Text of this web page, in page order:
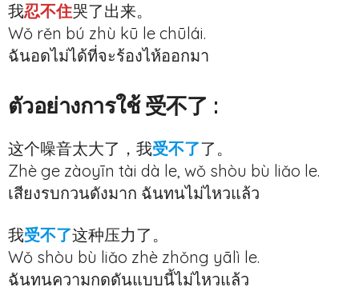
我忍不住哭了出来。
Wǒ rěn bú zhù kū le chūlái.
ฉันอดไม่ได้ที่จะร้องไห้ออกมา
ตัวอย่างการใช้ 受不了 :
这个噪音太大了，我受不了了。
Zhè ge zàoyīn tài dà le, wǒ shòu bù liǎo le.
เสียงรบกวนดังมาก ฉันทนไม่ไหวแล้ว
我受不了这种压力了。
Wǒ shòu bù liǎo zhè zhǒng yālì le.
ฉันทนความกดดันแบบนี้ไม่ไหวแล้ว